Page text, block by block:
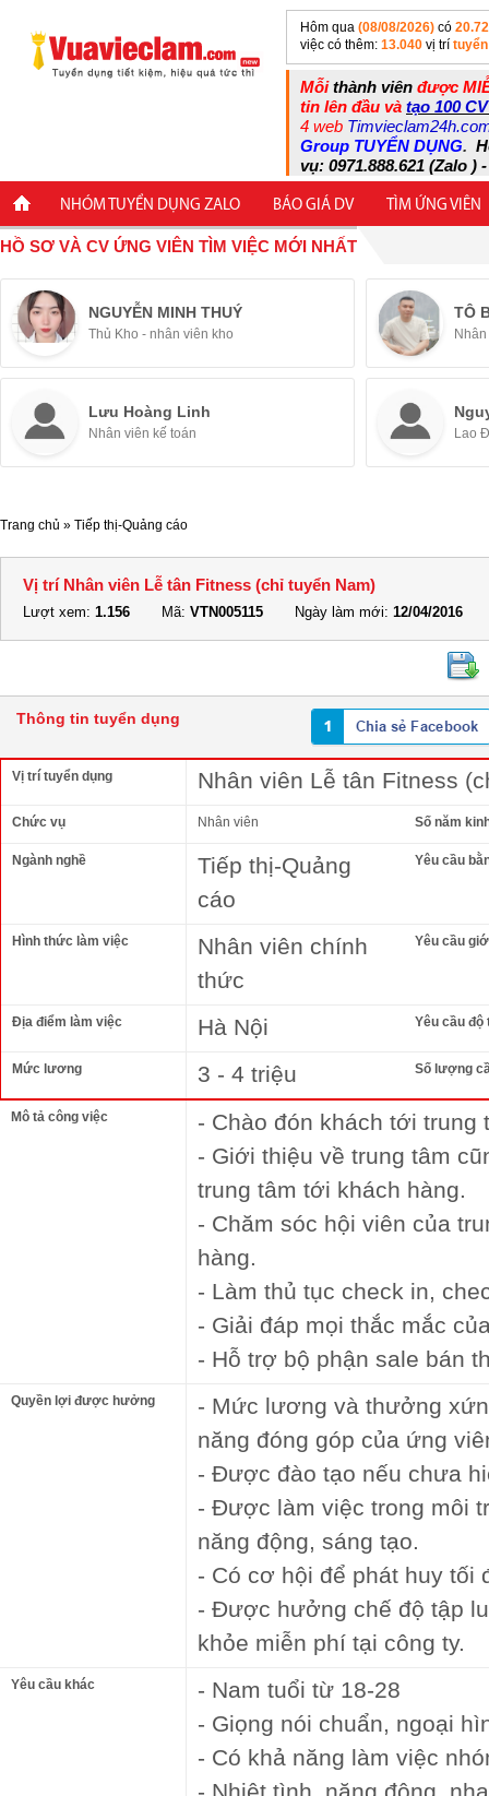
Hôm qua (08/08/2026) có
việc có thêm: 13.040 vị trí
Mỗithành viên được
tin lên đầu và tạo 100
4 web
Group TUYỂN DỤNG.
vụ: 0971.888.621 (Zalo )
NHÓM TUYỂN DỤNG ZALO BÁO GIÁ DV TÌM ỨNG VIÊN
HỒ SƠ VÀ CV ỨNG VIÊN TÌM VIỆC MỚI NHẤT
NGUYỄN MINH THUÝ
Thủ Kho - nhân viên kho
TÔ
Lưu Hoàng Linh
Nhân viên kế toán Lao
Trang chủ » Tiếp thị-Quảng cáo
Vị trí Nhân viên Lễ tân Fitness (chỉ tuyển Nam)
Lượt xem: 1.156 Mã: VTN005115 Ngày làm mới: 12/04/2016
Thông tin tuyển dụng
Vị trí tuyển dụng Nhân viên Lễ tân Fitness
Chức vụ Nhân viên Số năm
Ngành nghề
Tiếp thị-Quảng
cáo
Yêu cầu
Hình thức làm việc
Nhân viên chính
thức
Yêu cầu
Địa điểm làm việc Hà Nội Yêu cầu độ
Mức lương 3 - 4 triệu Số lượng
Mô tả công việc
- Chào đón khách tới trung
- Giới thiệu về trung tâm
trung tâm tới khách hàng.
- Chăm sóc hội viên của
hàng.
- Làm thủ tục check in,
- Giải đáp mọi thắc mắc
- Hỗ trợ bộ phận sale bán
Quyền lợi được hưởng
- Mức lương và thưởng
năng đóng góp của ứng
- Được đào tạo nếu chưa
- Được làm việc trong môi
năng động, sáng tạo.
- Có cơ hội để phát huy tối
- Được hưởng chế độ tập
khỏe miễn phí tại công ty.
Yêu cầu khác
- Nam tuổi từ 18-28
- Giọng nói chuẩn, ngoại
- Có khả năng làm việc